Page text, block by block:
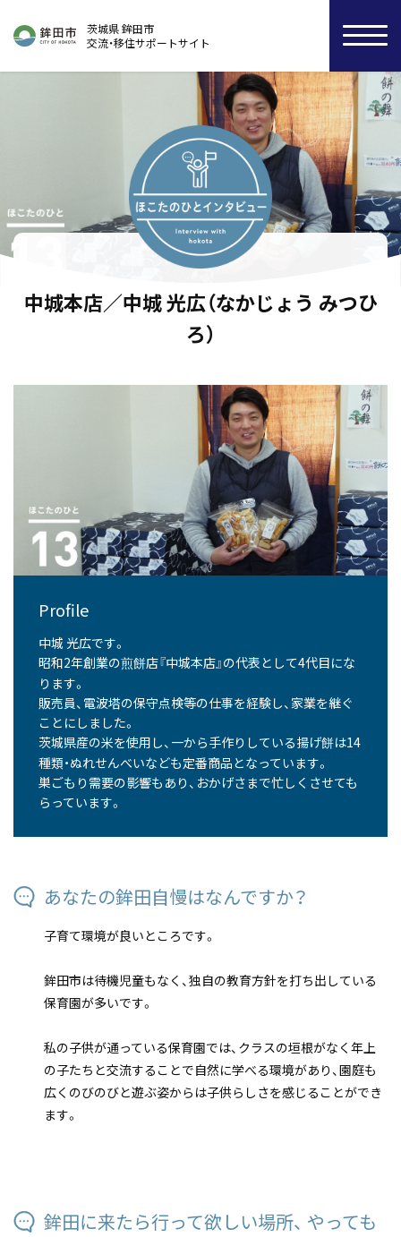
茨城県 鉾田市
交流・移住サポートサイト
中城本店／中城 光広（なかじょう みつひ
ろ）
Profile
中城 光広です。
昭和2年創業の煎餅店『中城本店』の代表として4代目にな
ります。
販売員、電波塔の保守点検等の仕事を経験し、家業を継ぐ
ことにしました。
茨城県産の米を使用し、一から手作りしている揚げ餅は14
種類・ぬれせんべいなども定番商品となっています。
巣ごもり需要の影響もあり、おかげさまで忙しくさせても
らっています。
あなたの鉾田自慢はなんですか？
子育て環境が良いところです。
鉾田市は待機児童もなく、独自の教育方針を打ち出している
保育園が多いです。
私の子供が通っている保育園では、クラスの垣根がなく年上
の子たちと交流することで自然に学べる環境があり、園庭も
広くのびのびと遊ぶ姿からは子供らしさを感じることができ
ます。
鉾田に来たら行って欲しい場所、 やっても